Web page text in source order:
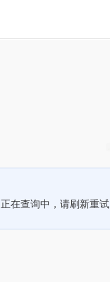
正在查询中，请刷新重试